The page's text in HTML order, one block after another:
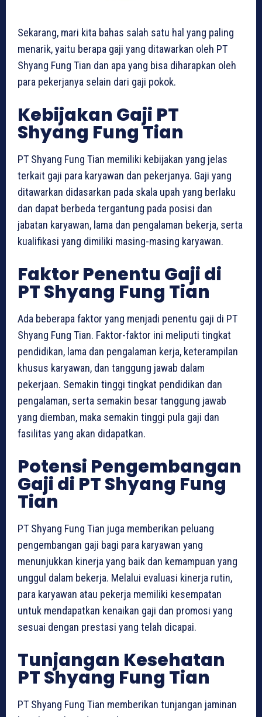
Sekarang, mari kita bahas salah satu hal yang paling
menarik, yaitu berapa gaji yang ditawarkan oleh PT
Shyang Fung Tian dan apa yang bisa diharapkan oleh
para pekerjanya selain dari gaji pokok.
Kebijakan Gaji PT
Shyang Fung Tian
PT Shyang Fung Tian memiliki kebijakan yang jelas
terkait gaji para karyawan dan pekerjanya. Gaji yang
ditawarkan didasarkan pada skala upah yang berlaku
dan dapat berbeda tergantung pada posisi dan
jabatan karyawan, lama dan pengalaman bekerja, serta
kualifikasi yang dimiliki masing-masing karyawan.
Faktor Penentu Gaji di
PT Shyang Fung Tian
Ada beberapa faktor yang menjadi penentu gaji di PT
Shyang Fung Tian. Faktor-faktor ini meliputi tingkat
pendidikan, lama dan pengalaman kerja, keterampilan
khusus karyawan, dan tanggung jawab dalam
pekerjaan. Semakin tinggi tingkat pendidikan dan
pengalaman, serta semakin besar tanggung jawab
yang diemban, maka semakin tinggi pula gaji dan
fasilitas yang akan didapatkan.
Potensi Pengembangan
Gaji di PT Shyang Fung
Tian
PT Shyang Fung Tian juga memberikan peluang
pengembangan gaji bagi para karyawan yang
menunjukkan kinerja yang baik dan kemampuan yang
unggul dalam bekerja. Melalui evaluasi kinerja rutin,
para karyawan atau pekerja memiliki kesempatan
untuk mendapatkan kenaikan gaji dan promosi yang
sesuai dengan prestasi yang telah dicapai.
Tunjangan Kesehatan
PT Shyang Fung Tian
PT Shyang Fung Tian memberikan tunjangan jaminan